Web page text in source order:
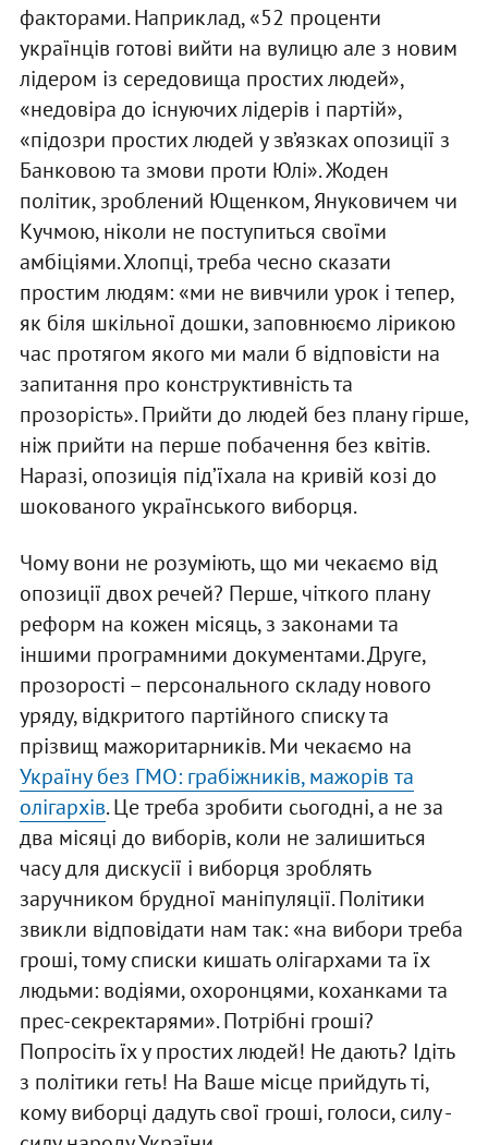
факторами. Наприклад, «52 проценти
українців готові вийти на вулицю але з новим
лідером із середовища простих людей»,
«недовіра до існуючих лідерів і партій»,
«підозри простих людей у зв’язках опозиції з
Банковою та змови проти Юлі». Жоден
політик, зроблений Ющенком, Януковичем чи
Кучмою, ніколи не поступиться своїми
амбіціями. Хлопці, треба чесно сказати
простим людям: «ми не вивчили урок і тепер,
як біля шкільної дошки, заповнюємо лірикою
час протягом якого ми мали б відповісти на
запитання про конструктивність та
прозорість». Прийти до людей без плану гірше,
ніж прийти на перше побачення без квітів.
Наразі, опозиція під’їхала на кривій козі до
шокованого українського виборця.
Чому вони не розуміють, що ми чекаємо від
опозиції двох речей? Перше, чіткого плану
реформ на кожен місяць, з законами та
іншими програмними документами. Друге,
прозорості – персонального складу нового
уряду, відкритого партійного списку та
прізвищ мажоритарників. Ми чекаємо на
Україну без ГМО: грабіжників, мажорів та
олігархів. Це треба зробити сьогодні, а не за
два місяці до виборів, коли не залишиться
часу для дискусії і виборця зроблять
заручником брудної маніпуляції. Політики
звикли відповідати нам так: «на вибори треба
гроші, тому списки кишать олігархами та їх
людьми: водіями, охоронцями, коханками та
прес-секректарями». Потрібні гроші?
Попросіть їх у простих людей! Не дають? Ідіть
з політики геть! На Ваше місце прийдуть ті,
кому виборці дадуть свої гроші, голоси, силу -